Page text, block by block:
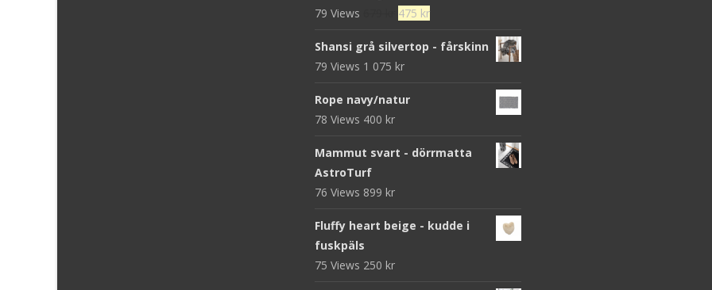
79 Views
Det
priset
var:
475 krDet
priset
Shansi grå silvertop - fårskinn
79 Views 1 075 kr
Rope navy/natur
78 Views 400 kr
Mammut svart - dörrmatta
AstroTurf
76 Views 899 kr
Fluffy heart beige - kudde i
fuskpäls
75 Views 250 kr